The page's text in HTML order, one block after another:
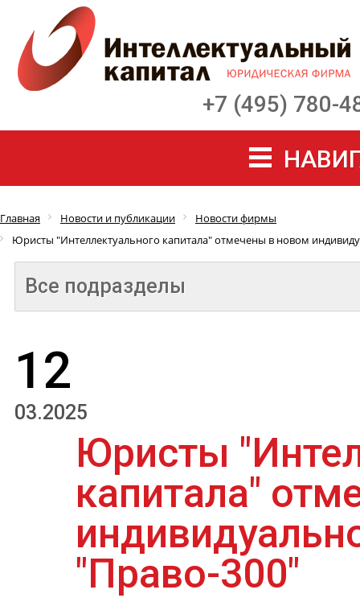
+7 (495) 780-
Главная Новости и публикации
Новости фирмы
Юристы "Интеллектуального капитала" отмечены в новом
12
03.2025
Юристы
капитала"
"Право-300"
Все подразделы